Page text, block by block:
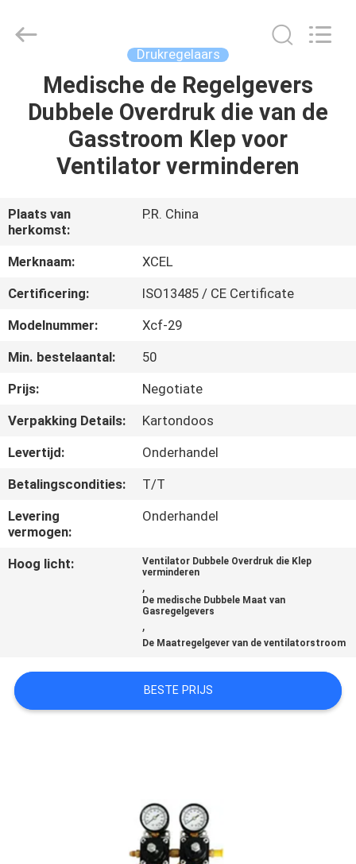
HUIS
PRODUCTEN
ONS
FABRIEKSREIS
KWALITEITSCONTROLE
CONTACTEER
ONS
VERZOEK
EEN
CITAAT
SITEMAP
Ltd..
Drukregelaars
Medische de Regelgevers
Dubbele Overdruk die van de
Gasstroom Klep voor
Ventilator verminderen
Plaats van
herkomst:
P.R. China
Merknaam:
XCEL
Certificering:
ISO13485 / CE Certificate
Modelnummer:
Xcf-29
Min. bestelaantal:
50
Prijs:
Negotiate
Verpakking Details:
Kartondoos
Levertijd:
Onderhandel
Betalingscondities:
T/T
Levering
vermogen:
Onderhandel
Hoog licht:
Ventilator Dubbele Overdruk die Klep
verminderen
,
De medische Dubbele Maat van
Gasregelgevers
,
De Maatregelgever van de ventilatorstroom
BESTE PRIJS